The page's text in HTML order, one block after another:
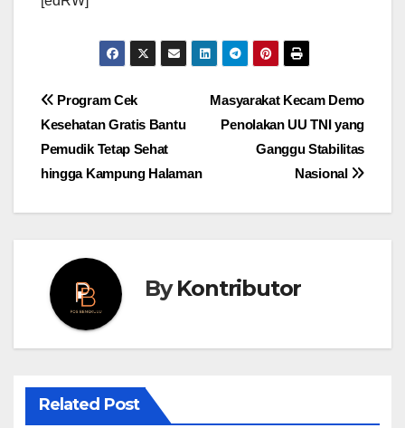
Post
navigation
Masyarakat Kecam Demo
Penolakan UU TNI yang
Ganggu Stabilitas
Nasional
Program Cek
Kesehatan Gratis Bantu
Pemudik Tetap Sehat
hingga Kampung Halaman
ByKontributor
Related Post